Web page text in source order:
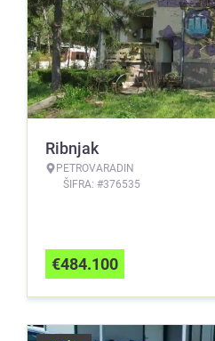
Ribnjak
PETROVARADIN
ŠIFRA: #376535
€484.100